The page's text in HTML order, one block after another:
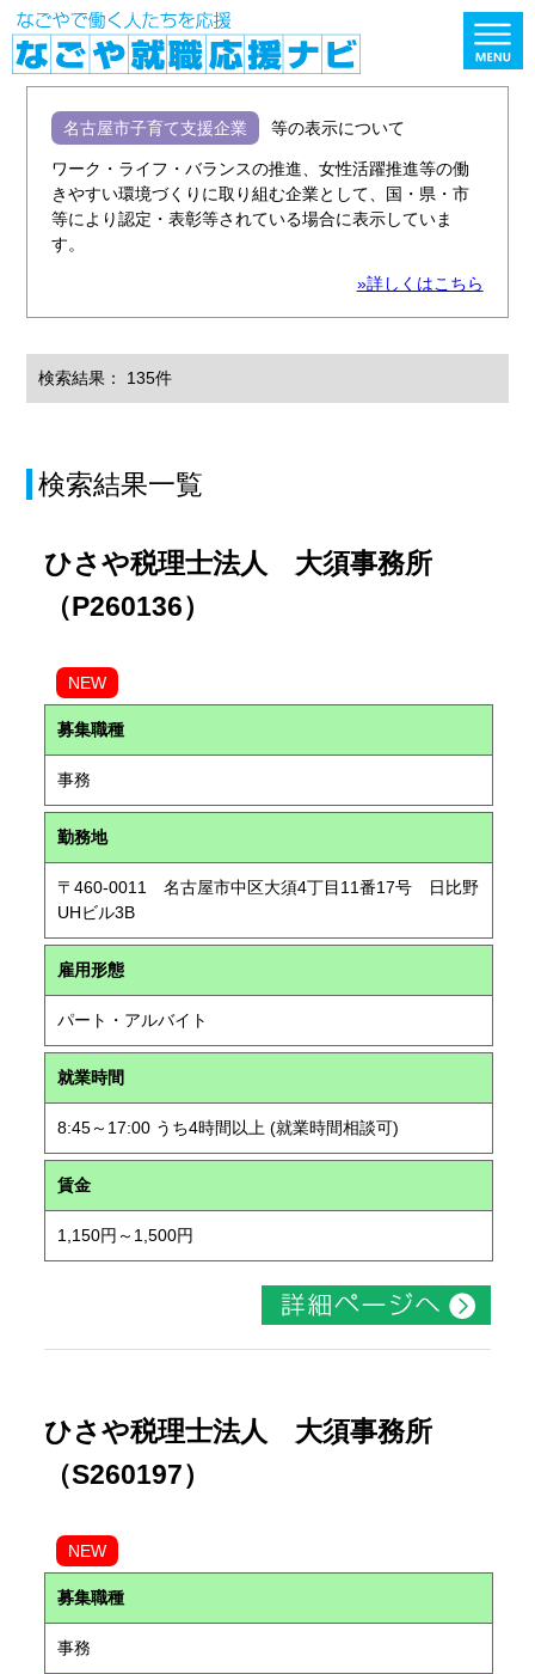
名古屋市子育て支援企業 等の表示について
ワーク・ライフ・バランスの推進、女性活躍推進等の働
きやすい環境づくりに取り組む企業として、国・県・市
等により認定・表彰等されている場合に表示していま
す。
»詳しくはこちら
検索結果： 135件
検索結果一覧
ひさや税理士法人 大須事務所
（P260136）
NEW
募集職種
事務
勤務地
〒460-0011 名古屋市中区大須4丁目11番17号 日比野
UHビル3B
雇用形態
パート・アルバイト
就業時間
8:45～17:00 うち4時間以上 (就業時間相談可)
賃金
1,150円～1,500円
ひさや税理士法人 大須事務所
（S260197）
NEW
募集職種
事務